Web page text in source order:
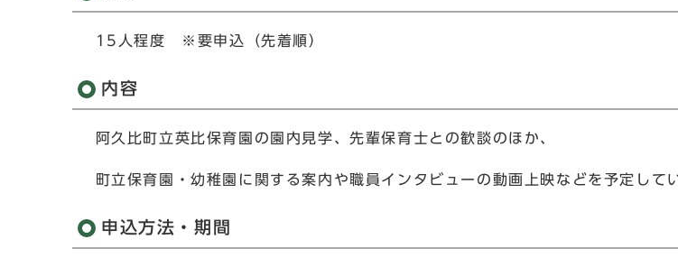
15人程度 ※要申込（先着順）
内容
阿久比町立英比保育園の園内見学、先輩保育士との歓談のほか、
町立保育園・幼稚園に関する案内や職員インタビューの動画上映などを予定して
申込方法・期間